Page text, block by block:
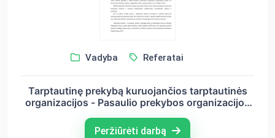
Vadyba Referatai
Tarptautinę prekybą kuruojančios tarptautinės
organizacijos - Pasaulio prekybos organizacijos
Peržiūrėti darbą